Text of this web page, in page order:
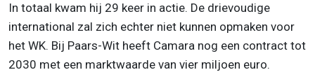
In totaal kwam hij 29 keer in actie. De drievoudige
international zal zich echter niet kunnen opmaken voor
het WK. Bij Paars-Wit heeft Camara nog een contract tot
2030 met een marktwaarde van vier miljoen euro.